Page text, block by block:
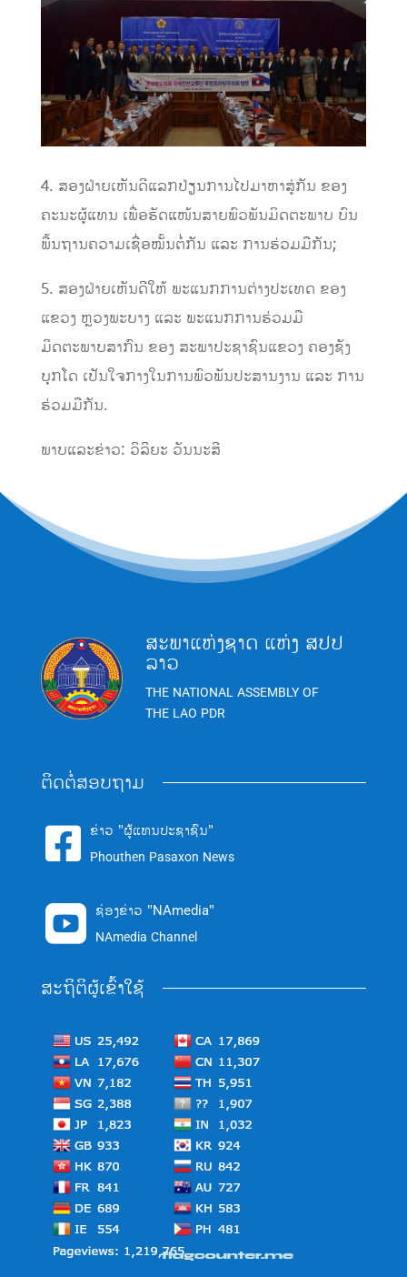
4. ສອງຝ່າຍເຫັນດີແລກປ່ຽນການໄປມາຫາສູ່ກັນ ຂອງ
ຄະນະຜູ້ແທນ ເພື່ອຮັດແໜ້ນສາຍພົວພັນມິດຕະພາບ ບົນ
ພື້ນຖານຄວາມເຊື່ອໝັ້ນຕໍ່ກັນ ແລະ ການຮ່ວມມືກັນ;
5. ສອງຝ່າຍເຫັນດີໃຫ້ ພະແນກການຕ່າງປະເທດ ຂອງ
ແຂວງ ຫຼວງພະບາງ ແລະ ພະແນກການຮ່ວມມື
ມິດຕະພາບສາກົນ ຂອງ ສະພາປະຊາຊົນແຂວງ ຄອງຊັງ
ບຸກໂດ ເປັນໃຈກາງໃນການພົວພັນປະສານງານ ແລະ ການ
ຮ່ວມມືກັນ.
ພາບແລະຂ່າວ: ວິລິຍະ ວັນນະສີ
ສະພາແຫ່ງຊາດ ແຫ່ງ ສປປ
ລາວ
THE NATIONAL ASSEMBLY OF
THE LAO PDR
ຕິດຕໍ່ສອບຖາມ
 ຂ່າວ "ຜູ້ແທນປະຊາຊົນ"
Phouthen Pasaxon News
 ຊ່ອງຂ່າວ "NAmedia"
NAmedia Channel
ສະຖິຕິຜູ້ເຂົ້າໃຊ້